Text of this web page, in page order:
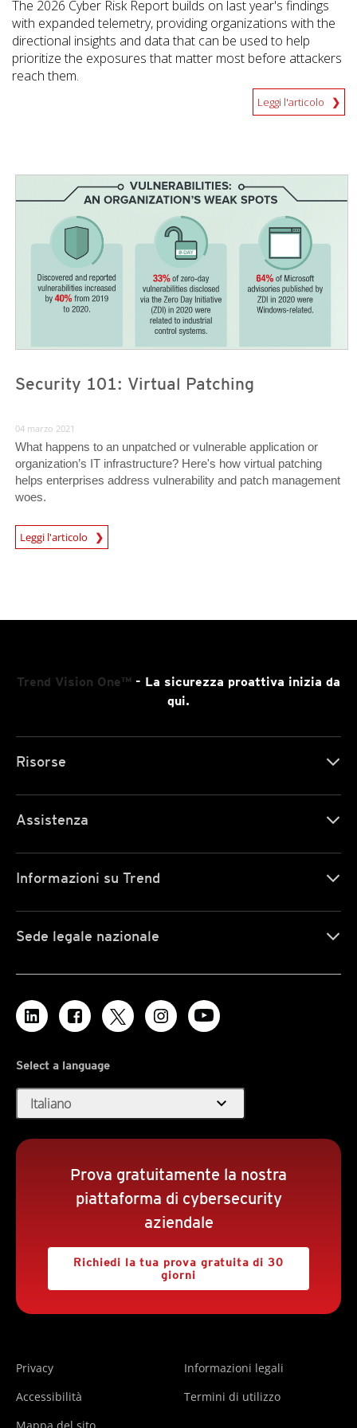
The 2026 Cyber Risk Report builds on last year's findings
with expanded telemetry, providing organizations with the
directional insights and data that can be used to help
prioritize the exposures that matter most before attackers
reach them.
Leggi l'articolo
Security 101: Virtual Patching
04 marzo 2021
What happens to an unpatched or vulnerable application or
organization’s IT infrastructure? Here's how virtual patching
helps enterprises address vulnerability and patch management
woes.
Leggi l'articolo
News Article
Trend Vision One™ - La sicurezza proattiva inizia da
qui.
Risorse
Assistenza
Informazioni su Trend
Sede legale nazionale
Select a language
Italiano expand_more
Prova gratuitamente la nostra
piattaforma di cybersecurity
aziendale
Richiedi la tua prova gratuita di 30
giorni
Privacy
Informazioni legali
Accessibilità
Termini di utilizzo